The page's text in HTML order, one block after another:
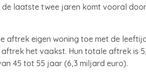
laatste twee jaren komt vooral
aftrek eigen woning toe met de
het vaakst. Hun totale aftrek is
45 tot 55 jaar (6,3 miljard euro).